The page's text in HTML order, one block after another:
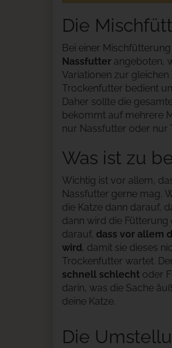
Die
Bei einer
Nassfutter angeboten,
Variationen zur
Trockenfutter bedient
Daher sollte die
bekommt auf mehrere
nur Nassfutter oder nur
Mittags- Und
Was ist zu
Wichtig ist vor allem,
Nassfutter gerne mag.
die Katze dann darauf,
dann wird die
darauf, dass vor allem
wird, damit sie dieses
Trockenfutter wartet.
schnell schlecht oder
darin, was die Sache
deine Katze.
Die